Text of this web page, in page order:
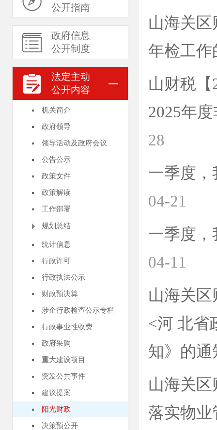
公开指南
政府信息
公开制度
法定主动
公开内容
机关简介
政府领导
领导活动及政府会议
公告公示
政策文件
政策解读
工作部署
规划总结
统计信息
行政许可
行政执法公示
财政预决算
涉企行政检查公示专栏
行政事业性收费
政府采购
重大建设项目
突发公共事件
建议提案
阳光财政
决策预公开
山海关区
年检工
山财税【
2025年
28
一季度
04-21
一季度
04-11
山海关
<河 北省
知》的
山海关
落实物